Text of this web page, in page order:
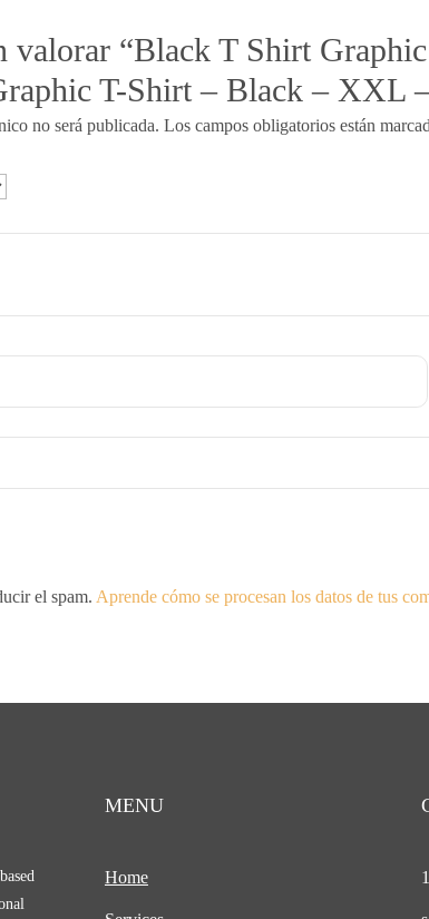
valorar “Black T Shirt
T-Shirt – Black – XXL
no será publicada. Los campos obligatorios están
el spam. Aprende cómo se procesan los datos de tus
MENU
Home